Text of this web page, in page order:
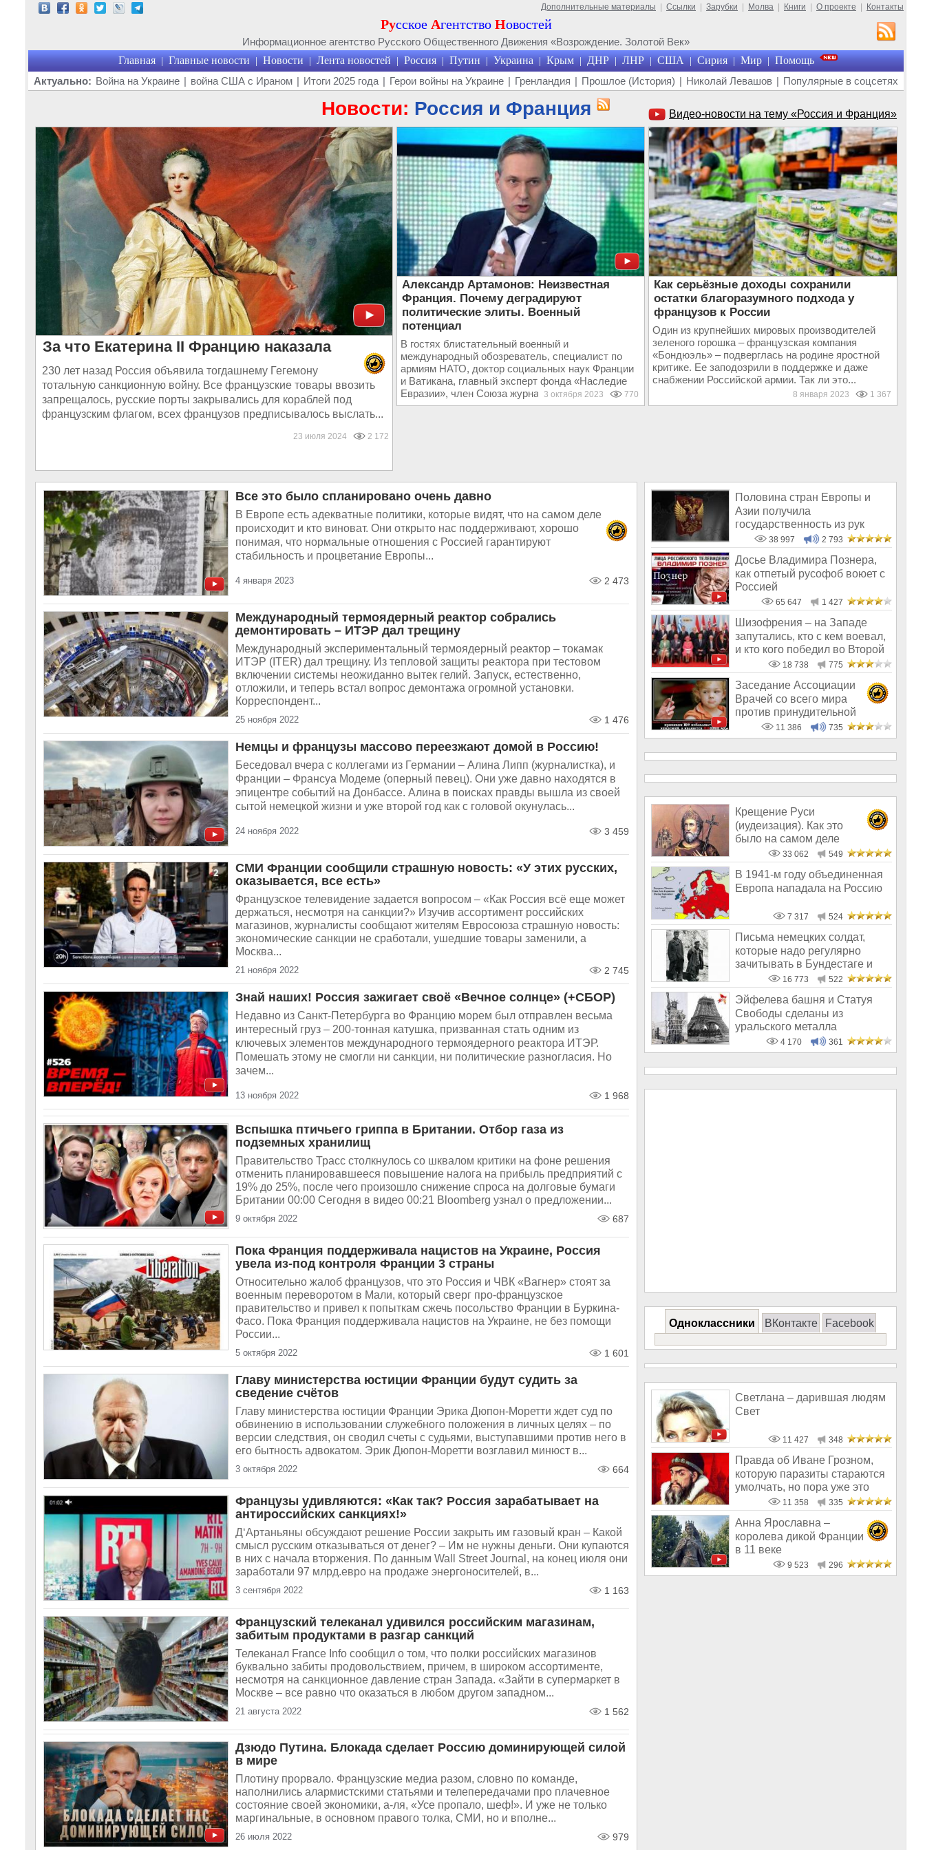
Дополнительные материалы Ссылки Зарубки Молва Книги О проекте Контакты
Русское Агентство Новостей
Информационное агентство Русского Общественного Движения «Возрождение. Золотой Век»
Главная | Главные новости | Новости | Лента новостей | Россия | Путин | Украина | Крым | ДНР | ЛНР | США | Сирия | Мир | Помощь
Актуально: Война на Украине | война США с Ираном | Итоги 2025 года | Герои войны на Украине | Гренландия | Прошлое (История) | Николай Левашов | Популярные в соцсетях
Новости: Россия и Франция Видео-новости на тему «Россия и Франция»
За что Екатерина II Францию наказала
230 лет назад Россия объявила тогдашнему Гегемону
тотальную санкционную войну. Все французские товары ввозить
запрещалось, русские порты закрывались для кораблей под
французским флагом, всех французов предписывалось выслать...
23 июля 2024 2 172
Александр Артамонов: Неизвестная
Франция. Почему деградируют
политические элиты. Военный
потенциал
В гостях блистательный военный и
международный обозреватель, специалист по
армиям НАТО, доктор социальных наук Франции
и Ватикана, главный эксперт фонда «Наследие
Евразии», член Союза журналистов России –...
3 октября 2023 770
Как серьёзные доходы сохранили
остатки благоразумного подхода у
французов к России
Один из крупнейших мировых производителей
зеленого горошка – французская компания
«Бондюэль» – подверглась на родине яростной
критике. Ее заподозрили в поддержке и даже
снабжении Российской армии. Так ли это...
8 января 2023 1 367
Все это было спланировано очень давно
В Европе есть адекватные политики, которые видят, что на самом деле
происходит и кто виноват. Они открыто нас поддерживают, хорошо
понимая, что нормальные отношения с Россией гарантируют
стабильность и процветание Европы...
4 января 2023 2 473
Международный термоядерный реактор собрались
демонтировать – ИТЭР дал трещину
Международный экспериментальный термоядерный реактор – токамак
ИТЭР (ITER) дал трещину. Из тепловой защиты реактора при тестовом
включении системы неожиданно вытек гелий. Запуск, естественно,
отложили, и теперь встал вопрос демонтажа огромной установки.
Корреспондент...
25 ноября 2022 1 476
Немцы и французы массово переезжают домой в Россию!
Беседовал вчера с коллегами из Германии – Алина Липп (журналистка), и
Франции – Франсуа Модеме (оперный певец). Они уже давно находятся в
эпицентре событий на Донбассе. Алина в поисках правды вышла из своей
сытой немецкой жизни и уже второй год как с головой окунулась...
24 ноября 2022 3 459
СМИ Франции сообщили страшную новость: «У этих русских,
оказывается, все есть»
Французское телевидение задается вопросом – «Как Россия всё еще может
держаться, несмотря на санкции?» Изучив ассортимент российских
магазинов, журналисты сообщают жителям Евросоюза страшную новость:
экономические санкции не сработали, ушедшие товары заменили, а
Москва...
21 ноября 2022 2 745
Знай наших! Россия зажигает своё «Вечное солнце» (+СБОР)
Недавно из Санкт-Петербурга во Францию морем был отправлен весьма
интересный груз – 200-тонная катушка, призванная стать одним из
ключевых элементов международного термоядерного реактора ИТЭР.
Помешать этому не смогли ни санкции, ни политические разногласия. Но
зачем...
13 ноября 2022 1 968
Вспышка птичьего гриппа в Британии. Отбор газа из
подземных хранилищ
Правительство Трасс столкнулось со шквалом критики на фоне решения
отменить планировавшееся повышение налога на прибыль предприятий с
19% до 25%, после чего произошло снижение спроса на долговые бумаги
Британии 00:00 Сегодня в видео 00:21 Bloomberg узнал о предложении...
9 октября 2022 687
Пока Франция поддерживала нацистов на Украине, Россия
увела из-под контроля Франции 3 страны
Относительно жалоб французов, что это Россия и ЧВК «Вагнер» стоят за
военным переворотом в Мали, который сверг про-французское
правительство и привел к попыткам сжечь посольство Франции в Буркина-
Фасо. Пока Франция поддерживала нацистов на Украине, не без помощи
России...
5 октября 2022 1 601
Главу министерства юстиции Франции будут судить за
сведение счётов
Главу министерства юстиции Франции Эрика Дюпон-Моретти ждет суд по
обвинению в использовании служебного положения в личных целях – по
версии следствия, он сводил счеты с судьями, выступавшими против него в
его бытность адвокатом. Эрик Дюпон-Моретти возглавил минюст в...
3 октября 2022 664
Французы удивляются: «Как так? Россия зарабатывает на
антироссийских санкциях!»
Д‘Артаньяны обсуждают решение России закрыть им газовый кран – Какой
смысл русским отказываться от денег? – Им не нужны деньги. Они купаются
в них с начала вторжения. По данным Wall Street Journal, на конец июля они
заработали 97 млрд.евро на продаже энергоносителей, в...
3 сентября 2022 1 163
Французский телеканал удивился российским магазинам,
забитым продуктами в разгар санкций
Телеканал France Info сообщил о том, что полки российских магазинов
буквально забиты продовольствием, причем, в широком ассортименте,
несмотря на санкционное давление стран Запада. «Зайти в супермаркет в
Москве – все равно что оказаться в любом другом западном...
21 августа 2022 1 562
Дзюдо Путина. Блокада сделает Россию доминирующей силой
в мире
Плотину прорвало. Французские медиа разом, словно по команде,
наполнились алармистскими статьями и телепередачами про плачевное
состояние своей экономики, а-ля, «Усе пропало, шеф!». И уже не только
маргинальные, в основном правого толка, СМИ, но и вполне...
26 июля 2022 979
Половина стран Европы и
Азии получила
государственность из рук
России!38 997 2 793
Досье Владимира Познера,
как отпетый русофоб воюет с
Россией
65 647 1 427
Шизофрения – на Западе
запутались, кто с кем воевал,
и кто кого победил во Второй
18 738 775
Заседание Ассоциации
Врачей со всего мира
против принудительной
вакцинации
11 386 735
Крещение Руси
(иудеизация). Как это
было на самом деле
33 062 549
В 1941-м году объединенная
Европа нападала на Россию
7 317 524
Письма немецких солдат,
которые надо регулярно
зачитывать в Бундестаге и
солдатам б16 773 522
Эйфелева башня и Статуя
Свободы сделаны из
уральского металла
4 170 361
Одноклассники ВКонтакте Facebook
Светлана – дарившая людям
Свет
11 427 348
Правда об Иване Грозном,
которую паразиты стараются
умолчать, но пора уже это
11 358 335
Анна Ярославна –
королева дикой Франции
в 11 веке
9 523 296